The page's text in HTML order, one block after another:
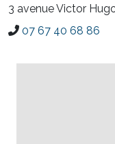
3 avenue Victor
07 67 40 68 86